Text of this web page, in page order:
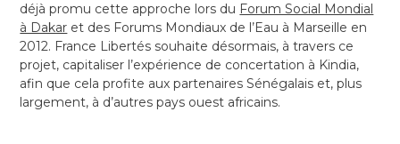
déjà promu cette approche lors du Forum Social Mondial
à Dakar et des Forums Mondiaux de l’Eau à Marseille en
2012. France Libertés souhaite désormais, à travers ce
projet, capitaliser l’expérience de concertation à Kindia,
afin que cela profite aux partenaires Sénégalais et, plus
largement, à d’autres pays ouest africains.